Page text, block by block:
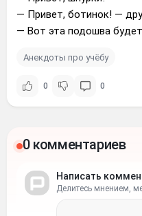
— Привет, ботинок! —
— Вот эта подошва будет
Анекдоты про учёбу
0 0
0 комментариев
Написать
Делитесь мнением,